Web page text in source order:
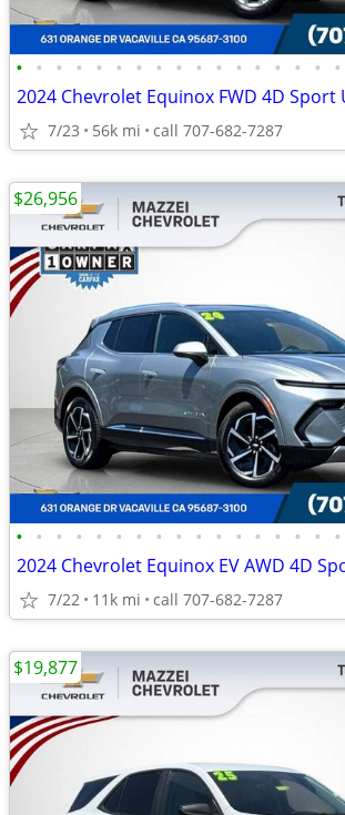
• • • • • • • • • • • • • • • • •
2024 Chevrolet Equinox FWD 4D Sport
7/23 56k mi call 707-682-7287
• • • • • • • • • • • • • • • • •
7/22 11k mi call 707-682-7287
$26,956
$19,877